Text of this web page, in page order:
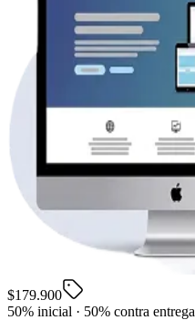
$179.900
50% inicial · 50% contra entrega